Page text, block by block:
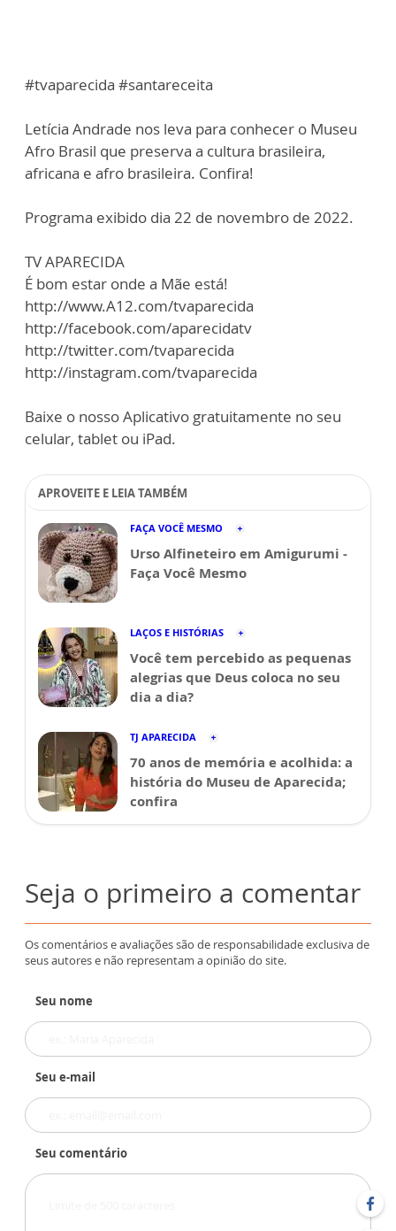
#tvaparecida #santareceita
Letícia Andrade nos leva para conhecer o Museu
Afro Brasil que preserva a cultura brasileira,
africana e afro brasileira. Confira!
Programa exibido dia 22 de novembro de 2022.
TV APARECIDA
É bom estar onde a Mãe está!
http://www.A12.com/tvaparecida
http://facebook.com/aparecidatv
http://twitter.com/tvaparecida
http://instagram.com/tvaparecida
Baixe o nosso Aplicativo gratuitamente no seu
celular, tablet ou iPad.
APROVEITE E LEIA TAMBÉM
FAÇA VOCÊ MESMO
Urso Alfineteiro em Amigurumi -
Faça Você Mesmo
LAÇOS E HISTÓRIAS
Você tem percebido as pequenas
alegrias que Deus coloca no seu
dia a dia?
TJ APARECIDA
70 anos de memória e acolhida: a
história do Museu de Aparecida;
confira
Seja o primeiro a comentar
Os comentários e avaliações são de responsabilidade exclusiva de
seus autores e não representam a opinião do site.
Seu nome
Seu e-mail
Seu comentário